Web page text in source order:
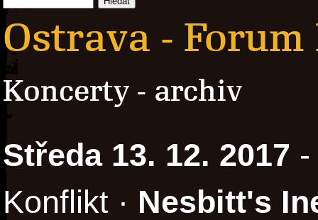
Ostrava -
Koncerty - archiv
Středa 13. 12. 2017 -
Konflikt · Nesbitt's